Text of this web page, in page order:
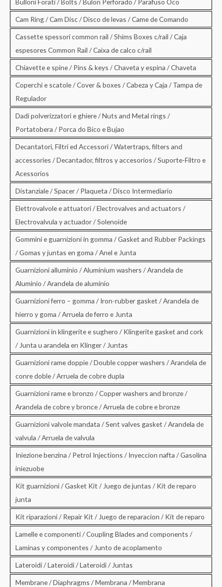
Cam Ring / Cam Disc / Disco de levas / Came de Comando
Cassette spessori common rail / Shims Boxes c/rail / Caja
espesores Common Rail / Caixa de calco c/rail
Chiavette e spine / Pins & keys / Chaveta y espina / Chaveta
Coperchi e scatole / Cover & boxes / Cabeza y Caja / Tampa de
Regulador
Dadi polverizzatori e ghiere / Nuts and Metal rings /
Portatobera / Porca do Bico e Bujao
Decantatori, Filtri ed Accessori / Watertraps, filters and
accessories / Decantador, filtros y accesorios / Suporte-Filtro e
Acessorios
Distanziale / Spacer / Plaqueta / Disco Intermediario
Elettrovalvole e attuatori / Electrovalves and actuators /
Electrovalvula y actuador / Solenoide
Gommini e guarnizioni in gomma / Gasket and Rubber Packings
/ Gomas y juntas en goma / Anel e Junta
Guarnizioni alluminio / Aluminium washers / Arandela de
Aluminio / Arandela de aluminio
Guarnizioni ferro – gomma / Iron-rubber gasket / Arandela de
hierro y goma / Arruela de ferro e Junta
Guarnizioni in klingerite e sughero / Klingerite gasket and cork
/ Junta u arandela en Klinger / Juntas
Guarnizioni rame doppie / Double copper washers / Arandela de
conre doble / Arruela de cobre dupla
Guarnizioni rame e bronzo / Copper washers and bronze /
Arandela de cobre y bronce / Arruela de cobre e bronze
Guarnizioni valvole mandata / Sent valves gasket / Arandela de
valvula / Arruela de valvula
Iniezione benzina / Petrol Injections / Inyeccion nafta / Gasolina
iniezuobe
Kit guarnizioni / Gasket Kit / Juego de juntas / Kit de reparo
junta
Kit riparazioni / Repair Kit / Juego de reparacion / Kit de reparo
Lamelle e componenti / Coupling Blades and components /
Laminas y componentes / Junto de acoplamento
Lateroidi / Lateroidi / Lateroidi / Juntas
Membrane / Diaphragms / Membrana / Membrana